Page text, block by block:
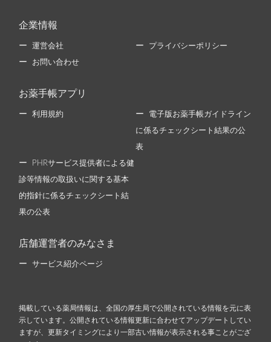
企業情報
運営会社 プライバシーポリシー
お問い合わせ
お薬手帳アプリ
利用規約 電子版お薬手帳ガイドライン
に係るチェックシート結果の公
表
PHRサービス提供者による健
診等情報の取扱いに関する基本
的指針に係るチェックシート結
果の公表
店舗運営者のみなさま
サービス紹介ページ
掲載している薬局情報は、全国の厚生局で公開されている情報を元に表
示しています。公開されている情報更新に合わせてアップデートしてい
ますが、更新タイミングにより一部古い情報が表示される事ことがござ